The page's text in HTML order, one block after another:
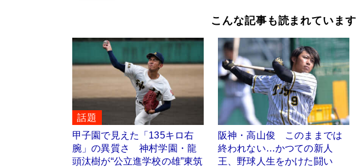
こんな記事も読まれています
話題
甲子園で見えた「135キロ右
腕」の異質さ 神村学園・龍
頭汰樹が“公立進学校の雄”東筑
阪神・高山俊 このままでは
終われない…かつての新人
王、野球人生をかけた闘い